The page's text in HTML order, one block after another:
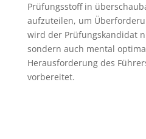
Prüfungsstoff in
aufzuteilen, um
wird der Prüfungskandidat
sondern auch mental
Herausforderung des
vorbereitet.